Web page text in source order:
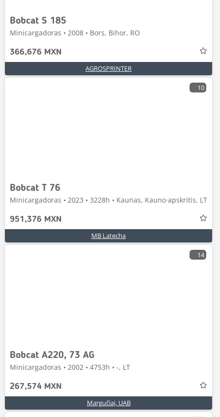
Bobcat S 185
Minicargadoras • 2008 • Bors, Bihor, RO
366,676 MXN
AGROSPRINTER
10
Bobcat T 76
Minicargadoras • 2023 • 3228h • Kaunas, Kauno·apskritis, LT
951,376 MXN
MB Latecha
14
Bobcat A220, 73 AG
Minicargadoras • 2002 • 4753h • -, LT
267,574 MXN
Margučiai, UAB